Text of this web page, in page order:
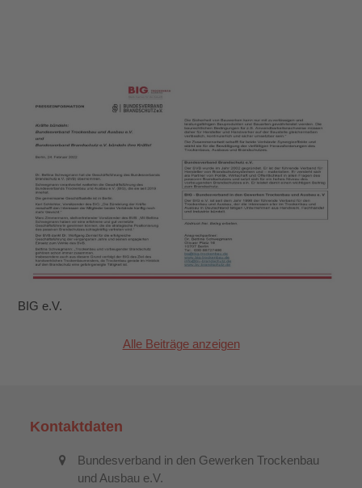
BIG e.V.
Alle Beiträge anzeigen
Kontaktdaten
Bundesverband in den Gewerken Trockenbau
und Ausbau e.V.